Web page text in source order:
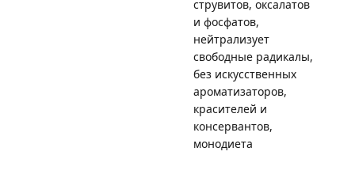
струвитов, оксалатов
и фосфатов,
нейтрализует
свободные радикалы,
без искусственных
ароматизаторов,
красителей и
консервантов,
монодиета